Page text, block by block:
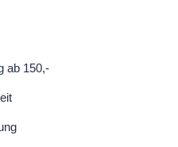
ab 150,-